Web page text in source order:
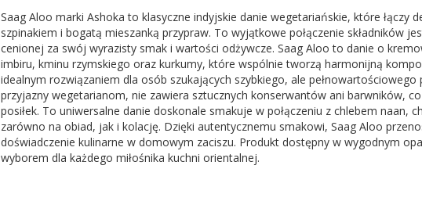
Saag Aloo marki Ashoka to klasyczne indyjskie danie wegetariańskie, które łączy
szpinakiem i bogatą mieszanką przypraw. To wyjątkowe połączenie składników
cenionej za swój wyrazisty smak i wartości odżywcze. Saag Aloo to danie o
imbiru, kminu rzymskiego oraz kurkumy, które wspólnie tworzą harmonijną
idealnym rozwiązaniem dla osób szukających szybkiego, ale pełnowartościowego
przyjazny wegetarianom, nie zawiera sztucznych konserwantów ani barwników,
posiłek. To uniwersalne danie doskonale smakuje w połączeniu z chlebem naan,
zarówno na obiad, jak i kolację. Dzięki autentycznemu smakowi, Saag Aloo
doświadczenie kulinarne w domowym zaciszu. Produkt dostępny w wygodnym
wyborem dla każdego miłośnika kuchni orientalnej.